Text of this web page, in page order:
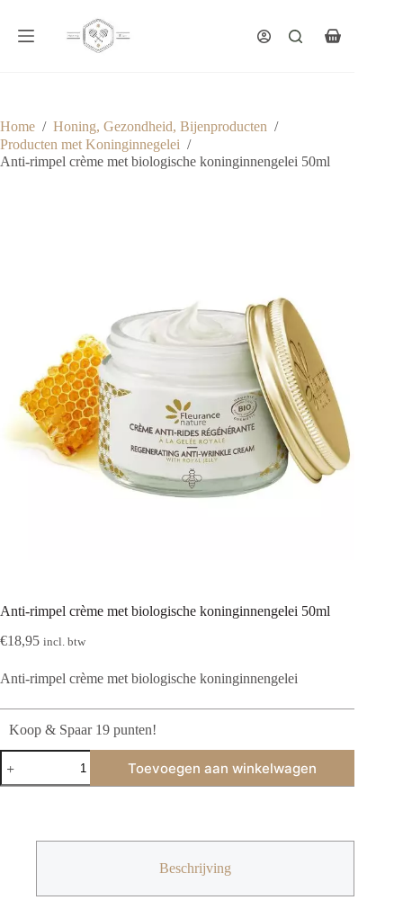
Winkelwagen
Home / Honing, Gezondheid, Bijenproducten /
Producten met Koninginnegelei /
Anti-rimpel crème met biologische koninginnengelei 50ml
Anti-rimpel crème met biologische koninginnengelei 50ml
€18,95 incl. btw
Anti-rimpel crème met biologische koninginnengelei
Koop & Spaar 19 punten!
Anti-
rimpel
crème
Toevoegen aan winkelwagen
Beschrijving